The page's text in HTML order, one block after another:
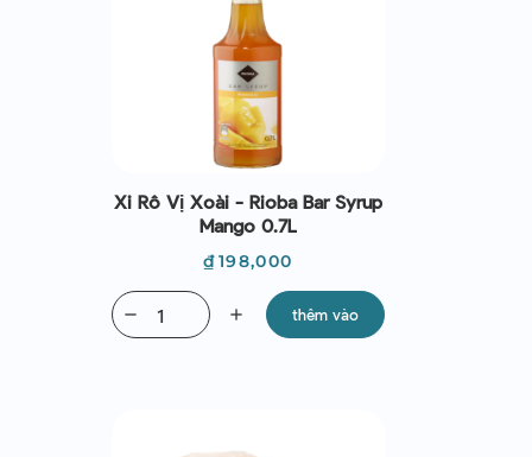
Xi Rô Vị Xoài - Rioba Bar Syrup
Mango 0.7L
Giá
₫198,000
add
remove thêm vào